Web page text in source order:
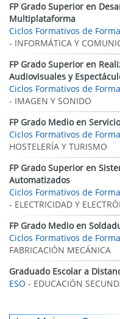
FP Grado Superior en
Multiplataforma
Ciclos Formativos de
- INFORMÁTICA Y
FP Grado Superior en
Audiovisuales y
Ciclos Formativos de
- IMAGEN Y SONIDO
FP Grado Medio en
Ciclos Formativos de
HOSTELERÍA Y TURISMO
FP Grado Superior en
Automatizados
Ciclos Formativos de
- ELECTRICIDAD Y
FP Grado Medio en
Ciclos Formativos de
FABRICACIÓN MECÁNICA
Graduado Escolar a
ESO - EDUCACIÓN